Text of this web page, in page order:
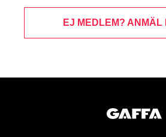
EJ MEDLEM? ANMÄL